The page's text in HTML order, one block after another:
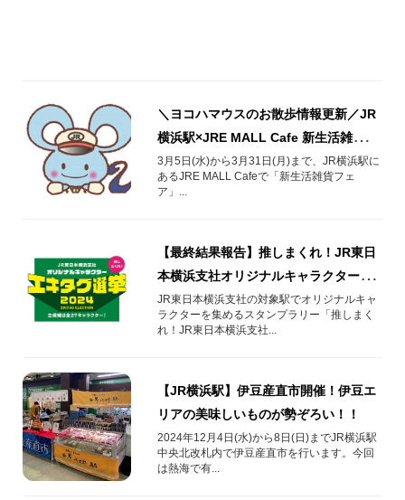
＼ヨコハマウスのお散歩情報更新／JR
横浜駅×JRE MALL Cafe 新生活雑貨フ
ェア＆ヨコハマウスデジタルキーワー
ドラリー
3月5日(水)から3月31日(月)まで、JR横浜駅に
あるJRE MALL Cafeで「新生活雑貨フェ
ア」...
【最終結果報告】推しまくれ！JR東日
本横浜支社オリジナルキャラクターエ
キタグ選挙2024
JR東日本横浜支社の対象駅でオリジナルキャ
ラクターを集めるスタンプラリー「推しまく
れ！JR東日本横浜支社...
【JR横浜駅】伊豆産直市開催！伊豆エ
リアの美味しいものが勢ぞろい！！
2024年12月4日(水)から8日(日)までJR横浜駅
中央北改札内で伊豆産直市を行います。今回
は熱海で有...